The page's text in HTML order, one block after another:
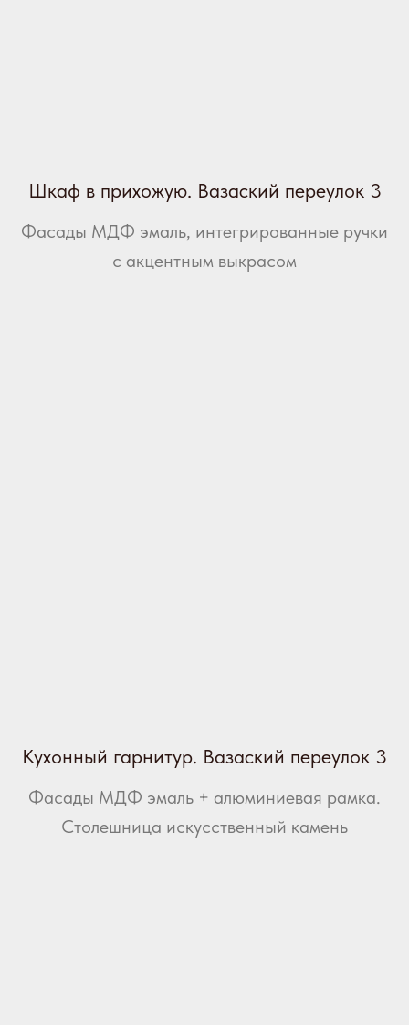
Шкаф в прихожую. Вазаский переулок 3
Фасады МДФ эмаль, интегрированные ручки
с акцентным выкрасом
Кухонный гарнитур. Вазаский переулок 3
Фасады МДФ эмаль + алюминиевая рамка.
Столешница искусственный камень